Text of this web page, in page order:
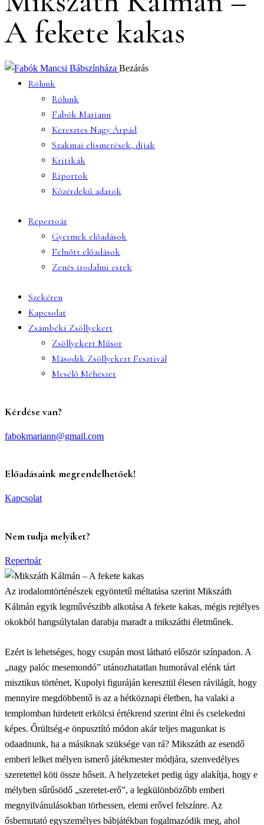
A fekete kakas
Bezárás
Rólunk
Rólunk
Fabók Mariann
Keresztes Nagy Árpád
Szakmai elismerések, díjak
Kritikák
Riportok
Közérdekű adatok
Repertoár
Gyermek előadások
Felnőtt előadások
Zenés irodalmi estek
Szekéren
Kapcsolat
Zsámbéki Zsöllyekert
Zsöllyekert Műsor
Második Zsöllyekert Fesztivál
Mesélő Méhészet
Kérdése van?
fabokmariann@gmail.com
Előadásaink megrendelhetőek!
Kapcsolat
Nem tudja melyiket?
Repertoár
Az irodalomtörténészek egyöntetű méltatása szerint Mikszáth
Kálmán egyik legművészibb alkotása A fekete kakas, mégis rejtélyes
okokból hangsúlytalan darabja maradt a mikszáthi életműnek.
Ezért is lehetséges, hogy csupán most látható először színpadon. A
„nagy palóc mesemondó” utánozhatatlan humorával elénk tárt
misztikus történet, Kupolyi figuráján keresztül élesen rávilágít, hogy
mennyire megdöbbentő is az a hétköznapi életben, ha valaki a
templomban hirdetett erkölcsi értékrend szerint élni és cselekedni
képes. Őrültség-e önpusztító módon akár teljes magunkat is
odaadnunk, ha a másiknak szüksége van rá? Mikszáth az esendő
emberi lelket mélyen ismerő játékmester módjára, szenvedélyes
szeretettel köti össze hőseit. A helyzeteket pedig úgy alakítja, hogy e
mélyben sűrűsödő „szeretet-erő”, a legkülönbözőbb emberi
megnyilvánulásokban törhessen, elemi erővel felszínre. Az
ősbemutató egyszemélyes bábjátékban fogalmazódik meg, ahol